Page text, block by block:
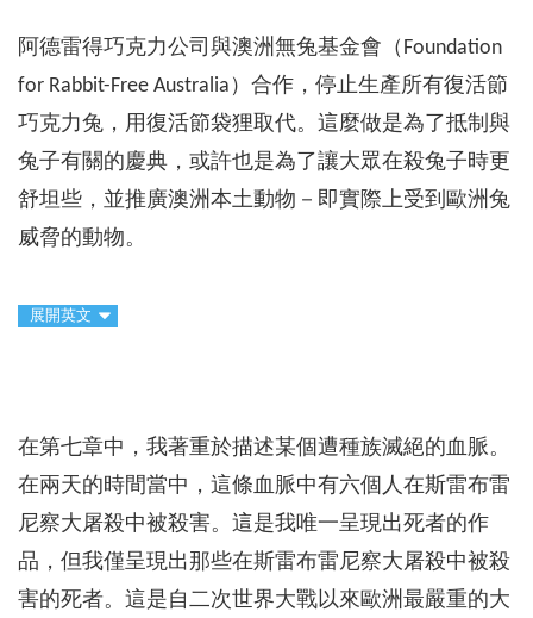
阿德雷得巧克力公司與澳洲無兔基金會（Foundation
for Rabbit-Free Australia）合作，停止生產所有復活節
巧克力兔，用復活節袋狸取代。這麼做是為了抵制與
兔子有關的慶典，或許也是為了讓大眾在殺兔子時更
舒坦些，並推廣澳洲本土動物－即實際上受到歐洲兔
威脅的動物。
展開英文
在第七章中，我著重於描述某個遭種族滅絕的血脈。
在兩天的時間當中，這條血脈中有六個人在斯雷布雷
尼察大屠殺中被殺害。這是我唯一呈現出死者的作
品，但我僅呈現出那些在斯雷布雷尼察大屠殺中被殺
害的死者。這是自二次世界大戰以來歐洲最嚴重的大